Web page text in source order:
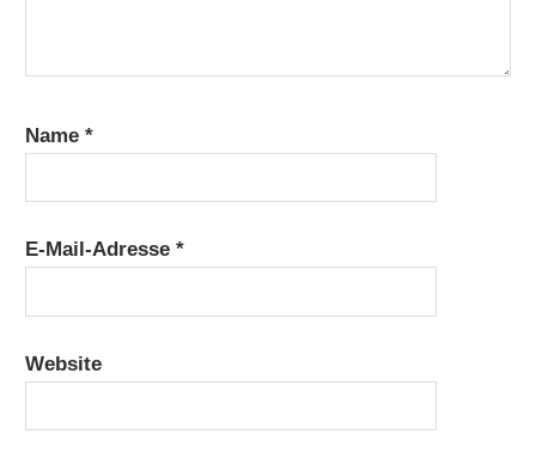
Name*
E-Mail-Adresse*
Website